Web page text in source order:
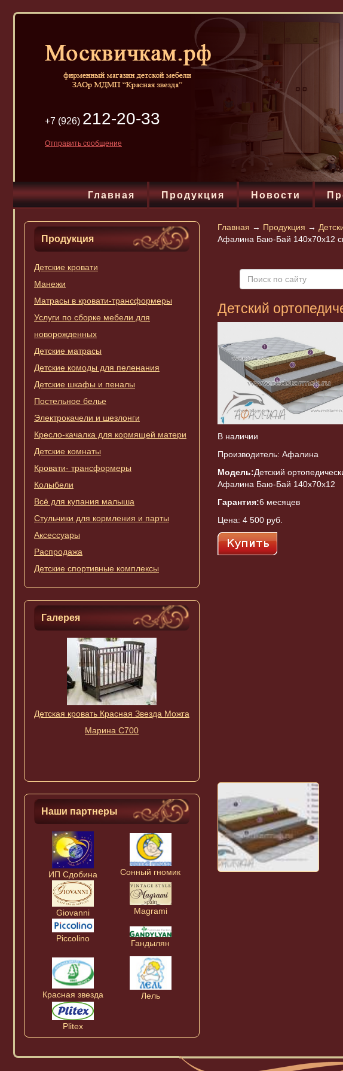
+7 (926) 212-20-33
Отправить сообщение
Главная Продукция Новости
Продукция
Детские кровати
Манежи
Матрасы в кровати-трансформеры
Услуги по сборке мебели для
новорожденных
Детские матрасы
Детские комоды для пеленания
Детские шкафы и пеналы
Постельное белье
Электрокачели и шезлонги
Кресло-качалка для кормящей матери
Детские комнаты
Кровати- трансформеры
Колыбели
Всё для купания малыша
Стульчики для кормления и парты
Аксессуары
Распродажа
Детские спортивные комплексы
Галерея
Детская кровать Красная Звезда Можга
Марина С700
Наши партнеры
ИП Сдобина Сонный гномик
Giovanni Magrami
Piccolino
Гандылян
Красная звезда Лель
Plitex
Главная → Продукция →
Афалина Баю-Бай 140x70х12
Детский
В наличии
Производитель: Афалина
Модель:Детский
Афалина Баю-Бай 140x70х12
Гарантия:6 месяцев
Цена: 4 500 руб.